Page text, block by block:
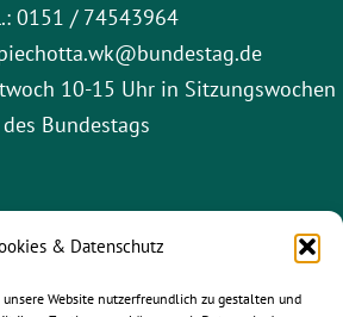
& Datenschutz
Website nutzerfreundlich zu gestalten und
0151 / 74543964
10-15 Uhr in Sitzungswochen
des Bundestags